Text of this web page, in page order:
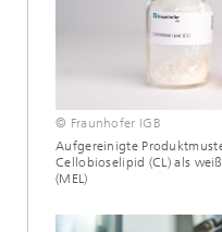
© Fraunhofer IGB
Aufgereinigte
Cellobioselipid (CL) als
(MEL)